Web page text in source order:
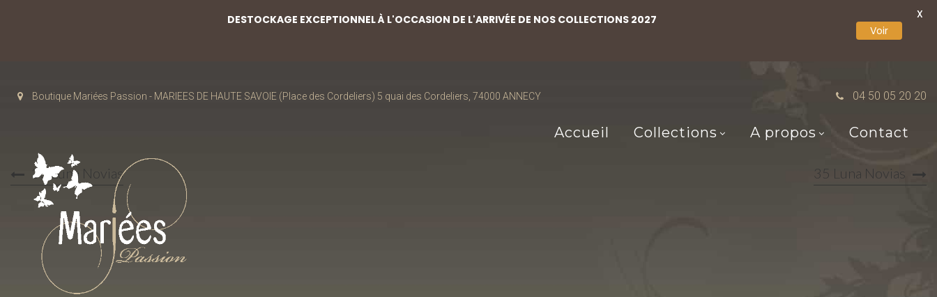
Boutique Mariées Passion - MARIEES DE HAUTE SAVOIE (Place des Cordeliers) 5 quai des Cordeliers, 74000 ANNECY 04 50 05 20 20
Accueil Collections A propos Contact
33 Luna Novias 35 Luna Novias
DESTOCKAGE EXCEPTIONNEL À L'OCCASION DE L'ARRIVÉE DE NOS COLLECTIONS 2027
Voir
X